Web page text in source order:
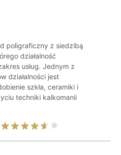
poligraficzny z siedzibą
działalność
usług. Jednym z
działalności jest
szkła, ceramiki i
techniki kalkomanii